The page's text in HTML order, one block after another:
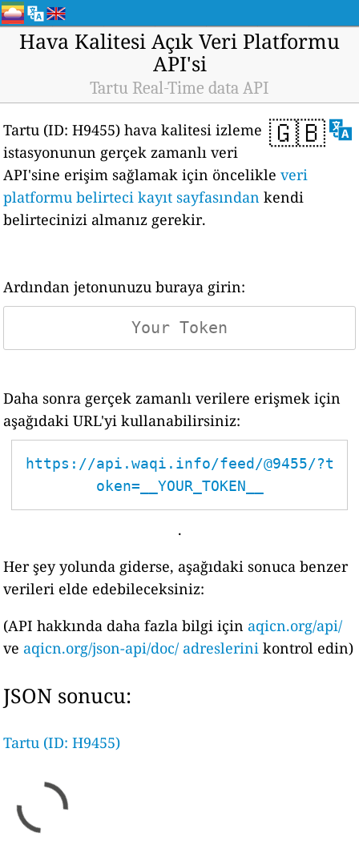
Hava Kalitesi Açık Veri Platformu
API'si
Tartu Real-Time data API
🇬🇧
Tartu (ID: H9455) hava kalitesi izleme
istasyonunun gerçek zamanlı veri
API'sine erişim sağlamak için öncelikleveri
platformu belirteci kayıt sayfasından kendi
belirtecinizi almanız gerekir.
Ardından jetonunuzu buraya girin:
Daha sonra gerçek zamanlı verilere erişmek için
aşağıdaki URL'yi kullanabilirsiniz:
https://api.waqi.info/feed/@9455/?t
oken=__YOUR_TOKEN__
.
Her şey yolunda giderse, aşağıdaki sonuca benzer
verileri elde edebileceksiniz:
(API hakkında daha fazla bilgi için aqicn.org/api/
ve aqicn.org/json-api/doc/ adreslerini kontrol edin)
JSON sonucu:
Tartu (ID: H9455)